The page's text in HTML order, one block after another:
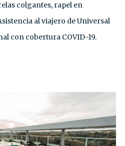
colgantes, rapel en
al viajero de Universal
con cobertura COVID-19.